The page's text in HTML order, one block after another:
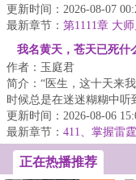
千手一族一员，但似乎穿
点早，穿越忍村都还...
更新时间：2026-08-07
最新章节： 第1111章 大
对
我名黄天，苍天已死什
作者：玉庭君
简介：“医生，这十天来
时候总是在迷迷糊糊中听
喊我的名字。”“黄天先生
幻听。”...
更新时间：2026-08-06
最新章节： 411、掌握雷
金，你们想突破吗？
正在热播推荐